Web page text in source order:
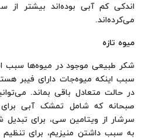
اندکی کم آبی بوده‌اند بیشتر
می‌کرده‌اند.
میوه تازه
شکر طبیعی موجود در میوه‌ها سبب
سبب اینکه میوه‌جات دارای فیبر
در حالت متعادل باقی بماند.
صبحانه که شامل تمشک آبی برای
سرشار از ویتامین سی، برای
به سبب داشتن منیزیم، برای تنظیم